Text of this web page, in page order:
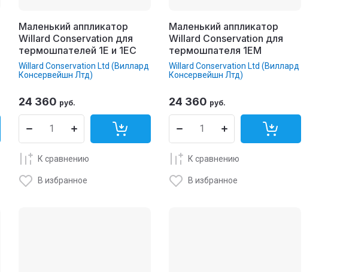
Маленький аппликатор
Willard Conservation для
термошпателей 1E и 1EC
Willard Conservation Ltd (Виллард
Консервейшн Лтд)
24 360 руб.
К сравнению
В избранное
Маленький аппликатор
Willard Conservation для
термошпателя 1EM
Willard Conservation Ltd (Виллард
Консервейшн Лтд)
24 360 руб.
К сравнению
В избранное